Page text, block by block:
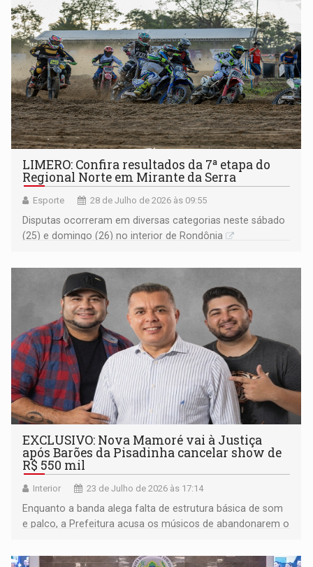
LIMERO: Confira resultados da 7ª etapa do
Regional Norte em Mirante da Serra
Esporte 28 de Julho de 2026 às 09:55
Disputas ocorreram em diversas categorias neste sábado
(25) e domingo (26) no interior de Rondônia
EXCLUSIVO: Nova Mamoré vai à Justiça
após Barões da Pisadinha cancelar show de
R$ 550 mil
Interior 23 de Julho de 2026 às 17:14
Enquanto a banda alega falta de estrutura básica de som
e palco, a Prefeitura acusa os músicos de abandonarem o